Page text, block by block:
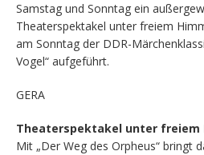
Samstag und Sonntag ein
Theaterspektakel unter freiem
am Sonntag der DDR-
Vogel“ aufgeführt.
GERA
Theaterspektakel unter freiem
Mit „Der Weg des Orpheus“ bringt